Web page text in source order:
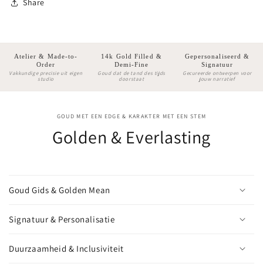
Share
Atelier & Made-to-
Order
Vakkundige precisie uit eigen
studio
14k Gold Filled &
Demi-Fine
Goud dat de tand des tijds
doorstaat
Gepersonaliseerd &
Signatuur
Gecureerde ontwerpen voor
jouw narratief
GOUD MET EEN EDGE & KARAKTER MET EEN STEM
Golden & Everlasting
Goud Gids & Golden Mean
Signatuur & Personalisatie
Duurzaamheid & Inclusiviteit